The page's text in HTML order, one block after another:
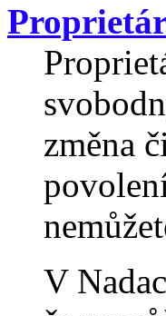
změna
V